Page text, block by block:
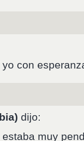
con
dijo:
muy